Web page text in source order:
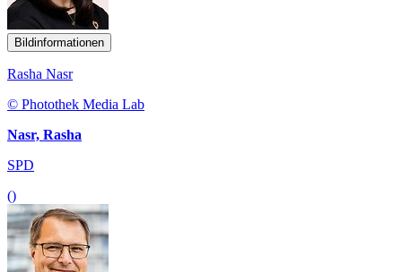
Bildinformationen
Rasha Nasr
© Photothek Media Lab
Nasr, Rasha
SPD
()